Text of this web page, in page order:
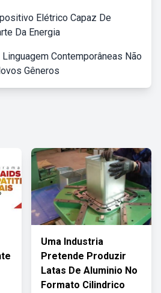
Elétrico Capaz De
Da Energia
Contemporâneas Não
Gêneros
Uma Industria
Pretende Produzir
Latas De Aluminio No
Formato Cilindrico